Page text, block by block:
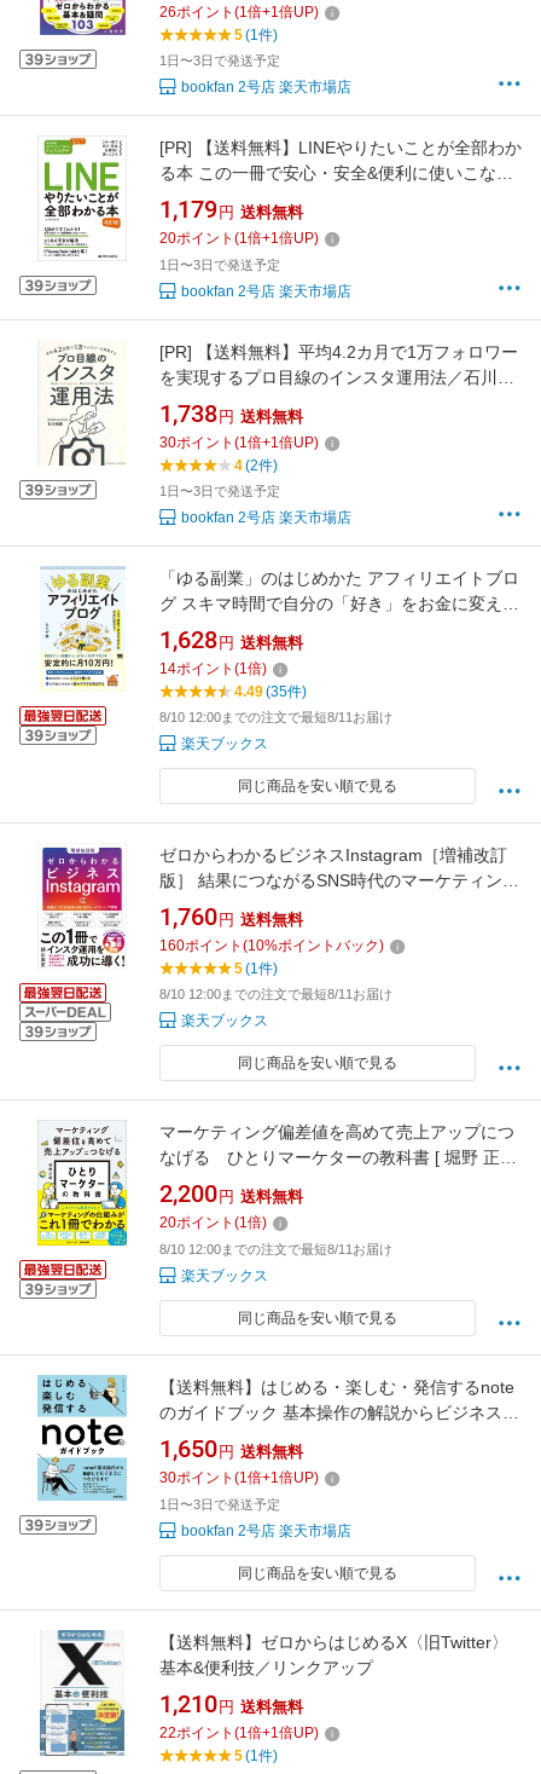
26ポイント (1倍+1倍UP)
5(1件)
1日〜3日で発送予定
bookfan 2号店 楽天市場店
[PR]
【送料無料】LINEやりたいことが全部わか
る本 この一冊で安心・安全&便利に使いこなす
／田中拓也
1,179 円 送料無料
20ポイント (1倍+1倍UP)
1日〜3日で発送予定
bookfan 2号店 楽天市場店
[PR]
【送料無料】平均4.2カ月で1万フォロワー
を実現するプロ目線のインスタ運用法／石川侑
輝
1,738 円 送料無料
30ポイント (1倍+1倍UP)
4(2件)
1日〜3日で発送予定
bookfan 2号店 楽天市場店
「ゆる副業」のはじめかた アフィリエイトブロ
グ スキマ時間で自分の「好き」をお金に変え
る！ [ ヒトデ ]
1,628 円 送料無料
14ポイント (1倍)
4.49(35件)
8/10 12:00までの注文で最短8/11お届け
楽天ブックス
同じ商品を安い順で見る
ゼロからわかるビジネスInstagram［増補改訂
版］ 結果につながるSNS時代のマーケティング
戦略 [ 朝山高至 ]
1,760 円 送料無料
160ポイント (10%ポイントバック)
5(1件)
8/10 12:00までの注文で最短8/11お届け
楽天ブックス
同じ商品を安い順で見る
マーケティング偏差値を高めて売上アップにつ
なげる ひとりマーケターの教科書 [ 堀野 正樹
]2,200 円 送料無料
20ポイント (1倍)
8/10 12:00までの注文で最短8/11お届け
楽天ブックス
同じ商品を安い順で見る
【送料無料】はじめる・楽しむ・発信するnote
のガイドブック 基本操作の解説からビジネス活
用まで／ぷらいまり。
1,650 円 送料無料
30ポイント (1倍+1倍UP)
1日〜3日で発送予定
bookfan 2号店 楽天市場店
同じ商品を安い順で見る
【送料無料】ゼロからはじめるX〈旧Twitter〉
基本&便利技／リンクアップ
1,210 円 送料無料
22ポイント (1倍+1倍UP)
5(1件)